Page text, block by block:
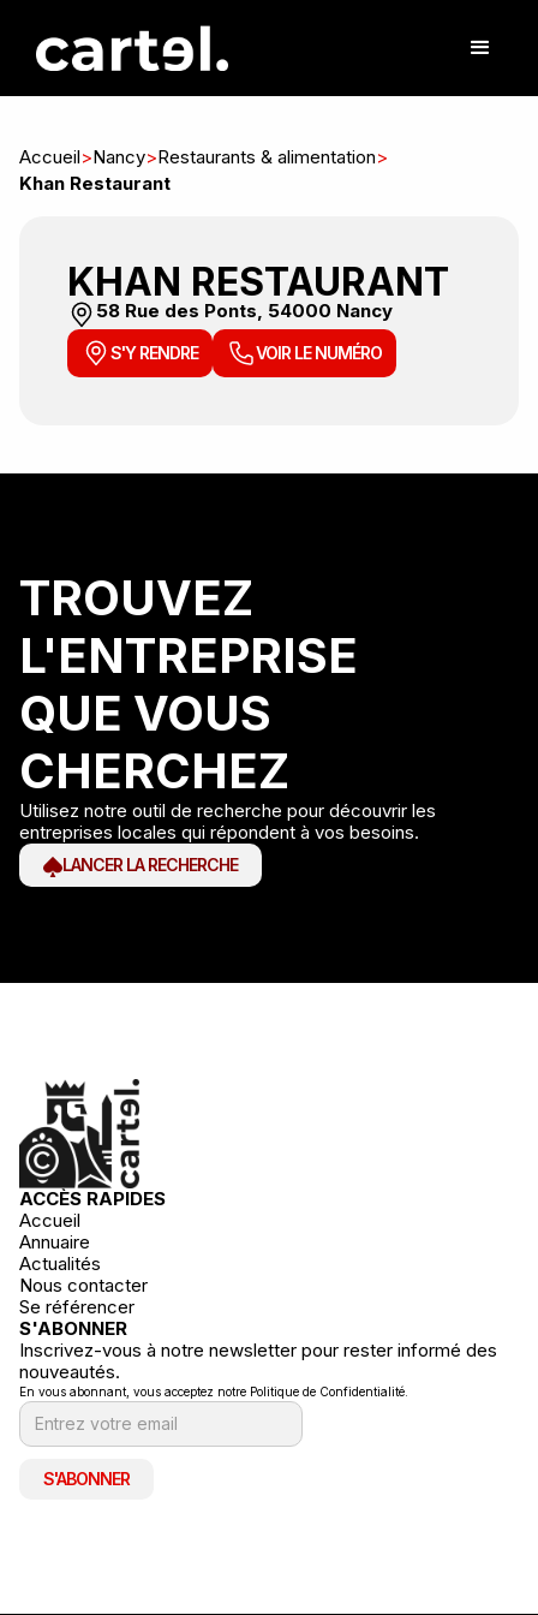
Accueil>Nancy>Restaurants & alimentation>
Khan Restaurant
KHAN RESTAURANT
58 Rue des Ponts, 54000 Nancy
S'Y RENDRE VOIR LE NUMÉRO
TROUVEZ
L'ENTREPRISE
QUE VOUS
CHERCHEZ
Utilisez notre outil de recherche pour découvrir les
entreprises locales qui répondent à vos besoins.
LANCER LA RECHERCHE
ACCÈS RAPIDES
Accueil
Annuaire
Actualités
Nous contacter
Se référencer
S'ABONNER
Inscrivez-vous à notre newsletter pour rester informé des
nouveautés.
En vous abonnant, vous acceptez notre Politique de Confidentialité.